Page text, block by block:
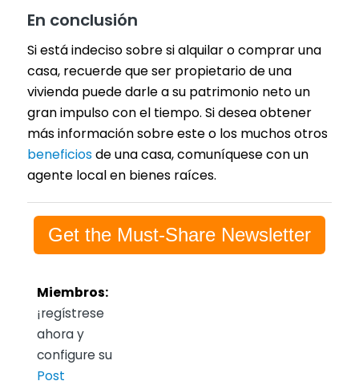
En conclusión
Si está indeciso sobre si alquilar o comprar una
casa, recuerde que ser propietario de una
vivienda puede darle a su patrimonio neto un
gran impulso con el tiempo. Si desea obtener
más información sobre este o los muchos otros
beneficiosde una casa, comuníquese con un
agente local en bienes raíces.
Get the Must-Share Newsletter
Miembros:
¡regístrese
ahora y
configure su
Post